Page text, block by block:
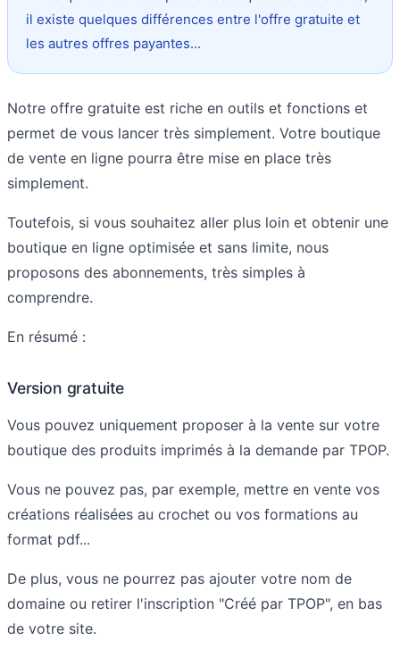
il existe quelques différences entre l'offre gratuite et
les autres offres payantes...
Notre offre gratuite est riche en outils et fonctions et
permet de vous lancer très simplement. Votre boutique
de vente en ligne pourra être mise en place très
simplement.
Toutefois, si vous souhaitez aller plus loin et obtenir une
boutique en ligne optimisée et sans limite, nous
proposons des abonnements, très simples à
comprendre.
En résumé :
Version gratuite
Vous pouvez uniquement proposer à la vente sur votre
boutique des produits imprimés à la demande par TPOP.
Vous ne pouvez pas, par exemple, mettre en vente vos
créations réalisées au crochet ou vos formations au
format pdf...
De plus, vous ne pourrez pas ajouter votre nom de
domaine ou retirer l'inscription "Créé par TPOP", en bas
de votre site.